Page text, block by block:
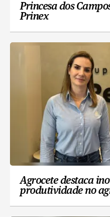
Princesa dos
Prinex
Agrocete destaca
produtividade no